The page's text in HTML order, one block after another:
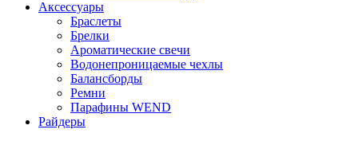
Аксессуары
Браслеты
Брелки
Ароматические свечи
Водонепроницаемые чехлы
Балансборды
Ремни
Парафины WEND
Райдеры